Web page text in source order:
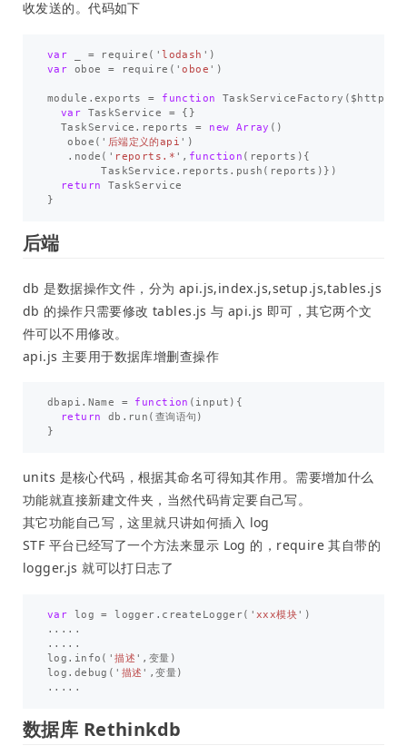
收发送的。代码如下
var = require ( ' lodash ' )
var
oboe = require ( 'oboe ' )
module . exports = function TaskServiceFactory ( $http
var
TaskService =
{}
TaskService . reports = new Array ()
oboe ( ' 后端定义的api ' )
. node ( ' reports.* ' , function ( reports ){
TaskService . reports . push ( reports )})
return
TaskService
}
后端
db 是数据操作文件，分为 api.js,index.js,setup.js,tables.js
db 的操作只需要修改 tables.js 与 api.js 即可，其它两个文
件可以不用修改。
api.js 主要用于数据库增删查操作
dbapi . Name = function ( input ){
return
db . run ( 查询语句 )
}
units 是核心代码，根据其命名可得知其作用。需要增加什么
功能就直接新建文件夹，当然代码肯定要自己写。
其它功能自己写，这里就只讲如何插入 log
STF 平台已经写了一个方法来显示 Log 的，require 其自带的
logger.js 就可以打日志了
var log = logger . createLogger( ' xxx模块' )
.....
.....
log . info ( '描述 ' , 变量 )
log . debug ( ' 描述 ' ,变量)
.....
数据库 Rethinkdb